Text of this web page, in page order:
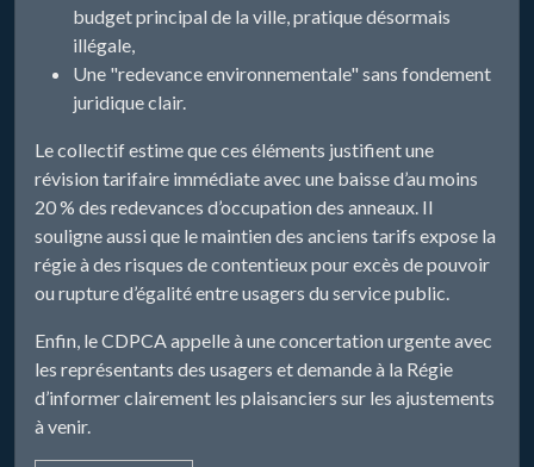
budget principal de la ville, pratique désormais
illégale,
Une "redevance environnementale" sans fondement
juridique clair.
Le collectif estime que ces éléments justifient une
révision tarifaire immédiate avec une baisse d’au moins
20 % des redevances d’occupation des anneaux. Il
souligne aussi que le maintien des anciens tarifs expose la
régie à des risques de contentieux pour excès de pouvoir
ou rupture d’égalité entre usagers du service public.
Enfin, le CDPCA appelle à une concertation urgente avec
les représentants des usagers et demande à la Régie
d’informer clairement les plaisanciers sur les ajustements
à venir.